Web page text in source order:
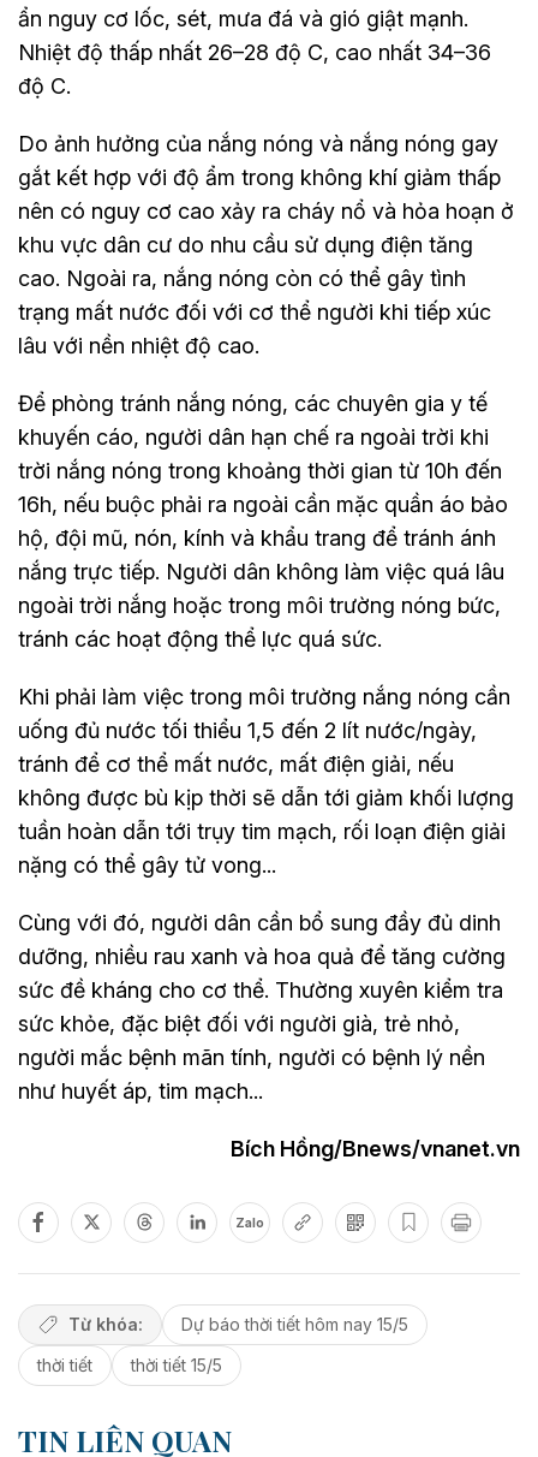
ẩn nguy cơ lốc, sét, mưa đá và gió giật mạnh.
Nhiệt độ thấp nhất 26–28 độ C, cao nhất 34–36
độ C.
Do ảnh hưởng của nắng nóng và nắng nóng gay
gắt kết hợp với độ ẩm trong không khí giảm thấp
nên có nguy cơ cao xảy ra cháy nổ và hỏa hoạn ở
khu vực dân cư do nhu cầu sử dụng điện tăng
cao. Ngoài ra, nắng nóng còn có thể gây tình
trạng mất nước đối với cơ thể người khi tiếp xúc
lâu với nền nhiệt độ cao.
Để phòng tránh nắng nóng, các chuyên gia y tế
khuyến cáo, người dân hạn chế ra ngoài trời khi
trời nắng nóng trong khoảng thời gian từ 10h đến
16h, nếu buộc phải ra ngoài cần mặc quần áo bảo
hộ, đội mũ, nón, kính và khẩu trang để tránh ánh
nắng trực tiếp. Người dân không làm việc quá lâu
ngoài trời nắng hoặc trong môi trường nóng bức,
tránh các hoạt động thể lực quá sức.
Khi phải làm việc trong môi trường nắng nóng cần
uống đủ nước tối thiểu 1,5 đến 2 lít nước/ngày,
tránh để cơ thể mất nước, mất điện giải, nếu
không được bù kịp thời sẽ dẫn tới giảm khối lượng
tuần hoàn dẫn tới trụy tim mạch, rối loạn điện giải
nặng có thể gây tử vong...
Cùng với đó, người dân cần bổ sung đầy đủ dinh
dưỡng, nhiều rau xanh và hoa quả để tăng cường
sức đề kháng cho cơ thể. Thường xuyên kiểm tra
sức khỏe, đặc biệt đối với người già, trẻ nhỏ,
người mắc bệnh mãn tính, người có bệnh lý nền
như huyết áp, tim mạch...
Bích Hồng/Bnews/vnanet.vn
Zalo
Từ khóa:
Dự báo thời tiết hôm nay 15/5
thời tiết
thời tiết 15/5
TIN LIÊN QUAN